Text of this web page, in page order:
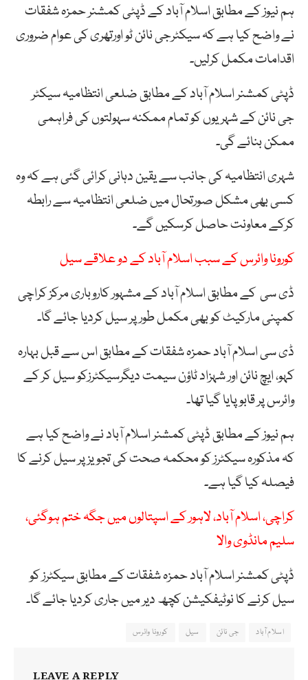
ہم نیوز کے مطابق اسلام آباد کے ڈپٹی کمشنر حمزہ شفقات
نے واضح کیا ہے کہ سیکٹرجی نائن ٹو اورتھری کی عوام ضروری
اقدامات مکمل کرلیں۔
ڈپٹی کمشنر اسلام آباد کے مطابق ضلعی انتظامیہ سیکٹر
جی نائن کے شہریوں کو تمام ممکنہ سہولتوں کی فراہمی
ممکن بنائے گی۔
شہری انتظامیہ کی جانب سے یقین دہانی کرائی گئی ہے کہ وہ
کسی بھی مشکل صورتحال میں ضلعی انتظامیہ سے رابطہ
کرکے معاونت حاصل کرسکیں گے۔
کورونا وائرس کے سبب اسلام آباد کے دو علاقے سیل
ڈی سی کے مطابق اسلام آباد کے مشہور کاروباری مرکز کراچی
کمپنی مارکیٹ کو بھی مکمل طور پر سیل کردیا جائے گا۔
ڈی سی اسلام آباد حمزہ شفقات کے مطابق اس سے قبل بہارہ
کہو، ایچ نائن اور شہزاد ٹاؤن سیمت دیگرسیکٹرزکو سیل کر کے
وائرس پر قابو پایا گیا تھا۔
ہم نیوز کے مطابق ڈپٹی کمشنر اسلام آباد نے واضح کیا ہے
کہ مذکورہ سیکٹرز کو محکمہ صحت کی تجویز پر سیل کرنے کا
فیصلہ کیا گیا ہے۔
کراچی، اسلام آباد، لاہور کے اسپتالوں میں جگہ ختم ہوگئی،
سلیم مانڈوی والا
ڈپٹی کمشنر اسلام آباد حمزہ شفقات کے مطابق سیکٹرز کو
سیل کرنے کا نوٹیفکیشن کچھ دیر میں جاری کردیا جائے گا۔
اسلام آباد جی نائن سیل کورونا وائرس